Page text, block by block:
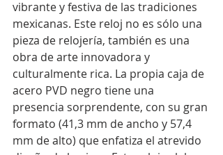
vibrante y festiva de las tradiciones
mexicanas. Este reloj no es sólo una
pieza de relojería, también es una
obra de arte innovadora y
culturalmente rica. La propia caja de
acero PVD negro tiene una
presencia sorprendente, con su gran
formato (41,3 mm de ancho y 57,4
mm de alto) que enfatiza el atrevido